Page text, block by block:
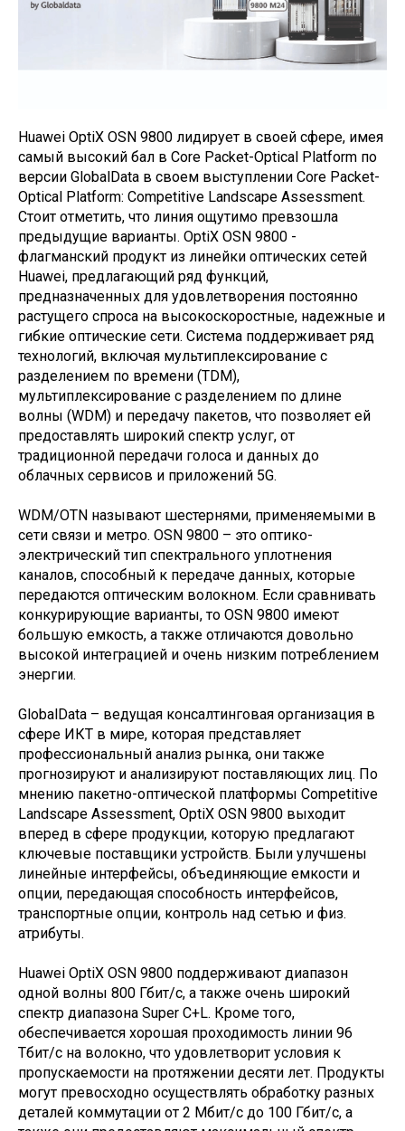
Huawei OptiX OSN 9800 лидирует в своей сфере, имея
самый высокий бал в Core Packet-Optical Platform по
версии GlobalData в своем выступлении Core Packet-
Optical Platform: Competitive Landscape Assessment.
Стоит отметить, что линия ощутимо превзошла
предыдущие варианты. OptiX OSN 9800 -
флагманский продукт из линейки оптических сетей
Huawei, предлагающий ряд функций,
предназначенных для удовлетворения постоянно
растущего спроса на высокоскоростные, надежные и
гибкие оптические сети. Система поддерживает ряд
технологий, включая мультиплексирование с
разделением по времени (TDM),
мультиплексирование с разделением по длине
волны (WDM) и передачу пакетов, что позволяет ей
предоставлять широкий спектр услуг, от
традиционной передачи голоса и данных до
облачных сервисов и приложений 5G.
WDM/OTN называют шестернями, применяемыми в
сети связи и метро. OSN 9800 – это оптико-
электрический тип спектрального уплотнения
каналов, способный к передаче данных, которые
передаются оптическим волокном. Если сравнивать
конкурирующие варианты, то OSN 9800 имеют
большую емкость, а также отличаются довольно
высокой интеграцией и очень низким потреблением
энергии.
GlobalData – ведущая консалтинговая организация в
сфере ИКТ в мире, которая представляет
профессиональный анализ рынка, они также
прогнозируют и анализируют поставляющих лиц. По
мнению пакетно-оптической платформы Competitive
Landscape Assessment, OptiX OSN 9800 выходит
вперед в сфере продукции, которую предлагают
ключевые поставщики устройств. Были улучшены
линейные интерфейсы, объединяющие емкости и
опции, передающая способность интерфейсов,
транспортные опции, контроль над сетью и физ.
атрибуты.
Huawei OptiX OSN 9800 поддерживают диапазон
одной волны 800 Гбит/с, а также очень широкий
спектр диапазона Super C+L. Кроме того,
обеспечивается хорошая проходимость линии 96
Тбит/с на волокно, что удовлетворит условия к
пропускаемости на протяжении десяти лет. Продукты
могут превосходно осуществлять обработку разных
деталей коммутации от 2 Мбит/с до 100 Гбит/с, а